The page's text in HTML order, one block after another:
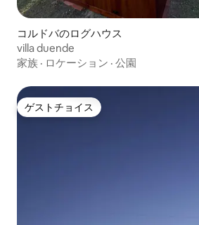
コルドバのログハウス
villa duende
家族 · ロケーション · 公園
ゲストチョイス
ゲストチョイス